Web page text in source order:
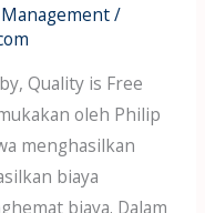
/
Quality is Free
oleh Philip
menghasilkan
biaya
biaya. Dalam